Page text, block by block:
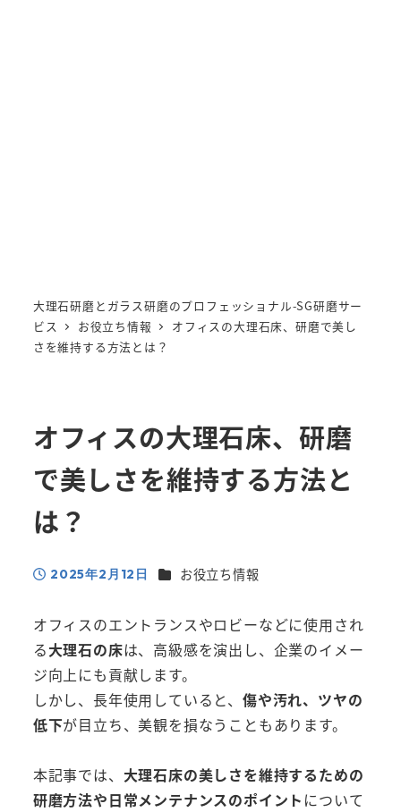
大理石研磨とガラス研磨のプロフェッショナル-SG研磨サー
ビス
お役立ち情報
オフィスの大理石床、研磨で美し
さを維持する方法とは？
オフィスの大理石床、研磨
で美しさを維持する方法と
は？
投稿日
2025年2月12日 カテゴリー
お役立ち情報
オフィスのエントランスやロビーなどに使用され
る大理石の床は、高級感を演出し、企業のイメー
ジ向上にも貢献します。
しかし、長年使用していると、 傷や汚れ、ツヤの
低下が目立ち、美観を損なうこともあります。
本記事では、 大理石床の美しさを維持するための
研磨方法や日常メンテナンスのポイント について